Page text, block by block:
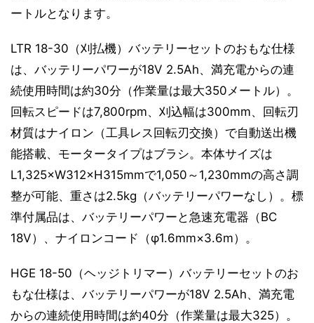
ートルとなります。
LTR 18-30（刈払機）バッテリーセットのおもな仕様
は、バッテリーパワーが18V 2.5Ah、満充電からの連
続使用時間は約30分（作業量は最大350メートル）。
回転スピードは7,800rpm、刈込幅は300mm、回転刃
材質はナイロン（工具レス回転刃交換）で自動送出機
能搭載、モータータイプはブラシ。本体サイズは
L1,325×W312×H315mmで1,050～1,230mmの高さ調
整が可能、重さは2.5kg（バッテリーパワーなし）。標
準付属品は、バッテリーパワーと急速充電器（BC
18V）、ナイロンコード（φ1.6mm×3.6m）。
HGE 18-50（ヘッジトリマー）バッテリーセットのお
もな仕様は、バッテリーパワーが18V 2.5Ah、満充電
からの連続使用時間は約40分（作業量は最大325）。